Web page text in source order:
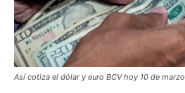
Así cotiza el dólar y euro BCV hoy 10 de marzo